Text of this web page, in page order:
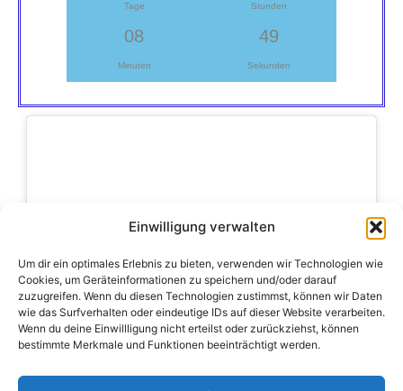
Einwilligung verwalten
Um dir ein optimales Erlebnis zu bieten, verwenden wir Technologien wie
Cookies, um Geräteinformationen zu speichern und/oder darauf
zuzugreifen. Wenn du diesen Technologien zustimmst, können wir Daten
wie das Surfverhalten oder eindeutige IDs auf dieser Website verarbeiten.
Wenn du deine Einwillligung nicht erteilst oder zurückziehst, können
bestimmte Merkmale und Funktionen beeinträchtigt werden.
Tage Stunden
08
Minuten
49
Sekunden
Klicke hier, um Marketing-Cookies zu
aktivieren